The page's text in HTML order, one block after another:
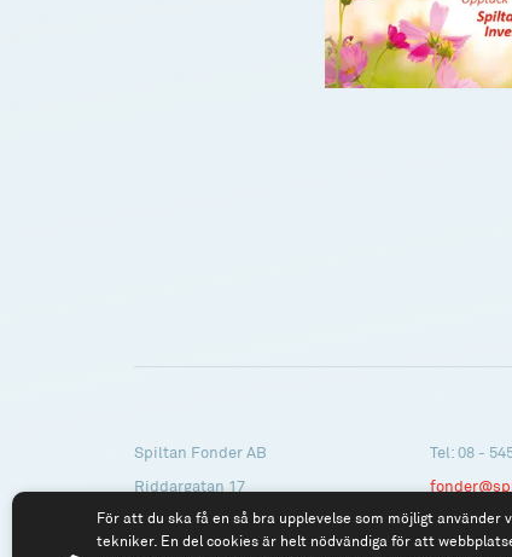
Spiltan Fonder AB
Riddargatan 17
114 57 Stockholm
Tel: 08 -
För att du ska få en så bra upplevelse som möjligt använder
tekniker. En del cookies är helt nödvändiga för att